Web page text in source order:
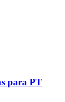
para PT